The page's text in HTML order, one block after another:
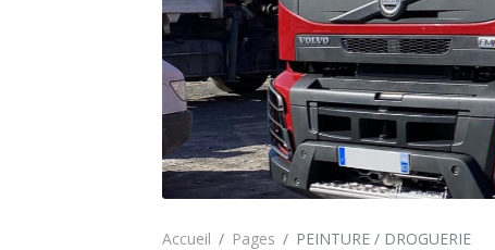
Accueil Pages PEINTURE / DROGUERIE